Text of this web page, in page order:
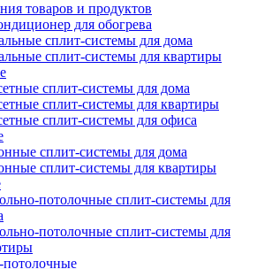
товаров и продуктов
для обогрева
сплит-системы для дома
сплит-системы для квартиры
сплит-системы для дома
сплит-системы для квартиры
сплит-системы для офиса
сплит-системы для дома
сплит-системы для квартиры
потолочные сплит-системы для
потолочные сплит-системы для